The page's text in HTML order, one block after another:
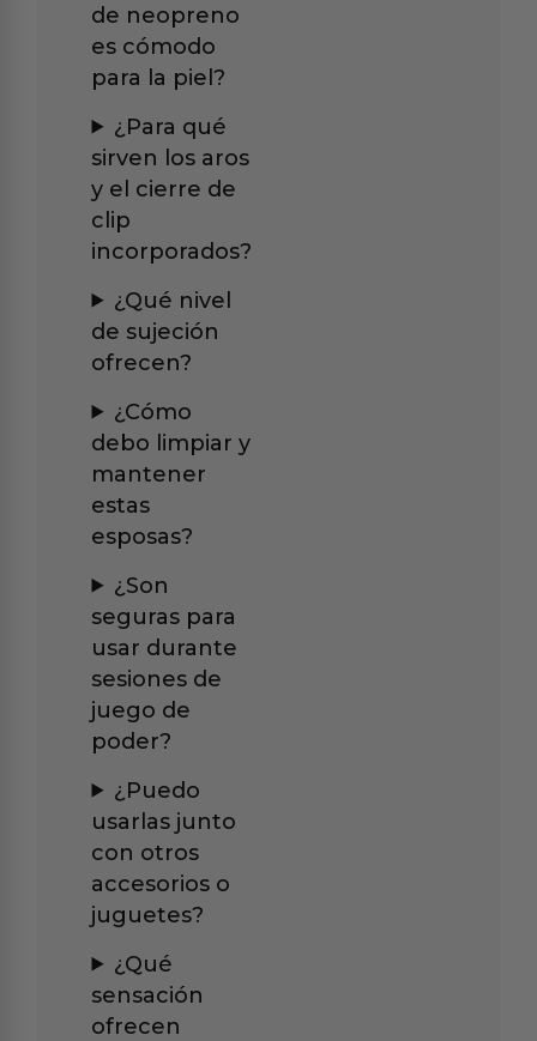
de neopreno
es cómodo
para la piel?
¿Para qué
sirven los aros
y el cierre de
clip
incorporados?
¿Qué nivel
de sujeción
ofrecen?
¿Cómo
debo limpiar y
mantener
estas
esposas?
¿Son
seguras para
usar durante
sesiones de
juego de
poder?
¿Puedo
usarlas junto
con otros
accesorios o
juguetes?
¿Qué
sensación
ofrecen